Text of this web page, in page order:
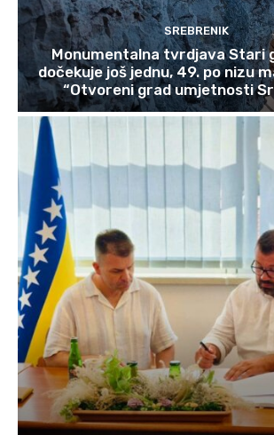
SREBRENIK
Monumentalna tvrdjava Stari
dočekuje još jednu, 49. po nizu
“Otvoreni grad umjetnosti